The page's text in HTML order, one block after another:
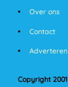
Over ons
Contact
Adverteren
Copyright